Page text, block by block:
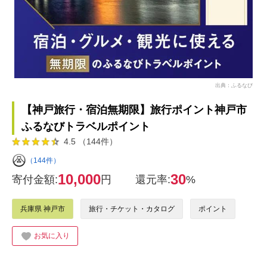
出典：ふるなび
【神戸旅行・宿泊無期限】旅行ポイント神戸市
ふるなびトラベルポイント
4.5 （144件）
（144件）
寄付金額:10,000円 還元率:30%
兵庫県 神戸市 旅行・チケット・カタログ ポイント
お気に入り